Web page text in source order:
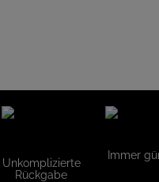
Unkomplizierte
Rückgabe
Immer